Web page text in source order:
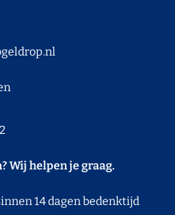
Wij helpen je graag.
14 dagen bedenktijd